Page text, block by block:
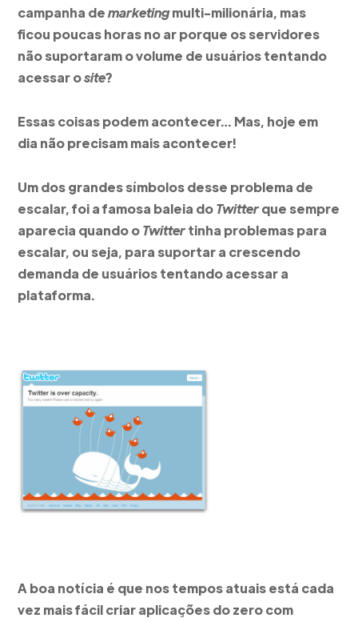
campanha demarketingmulti-milionária, mas
ficou poucas horas no ar porque os servidores
não suportaram o volume de usuários tentando
acessar osite?
Essas coisas podem acontecer… Mas, hoje em
dia não precisam mais acontecer!
Um dos grandes símbolos desse problema de
escalar, foi a famosa baleia doTwitterque sempre
aparecia quando oTwittertinha problemas para
escalar, ou seja, para suportar a crescendo
demanda de usuários tentando acessar a
plataforma.
A boa notícia é que nos tempos atuais está cada
vez mais fácil criar aplicações do zero com